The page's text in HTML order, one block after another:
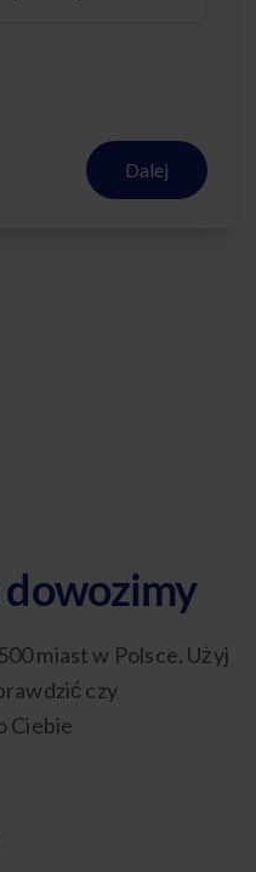
Dalej
dowozimy
miast w Polsce. Użyj
czy
Ciebie